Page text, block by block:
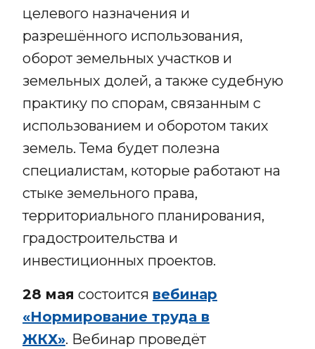
целевого назначения и
разрешённого использования,
оборот земельных участков и
земельных долей, а также судебную
практику по спорам, связанным с
использованием и оборотом таких
земель. Тема будет полезна
специалистам, которые работают на
стыке земельного права,
территориального планирования,
градостроительства и
инвестиционных проектов.
28 мая состоится вебинар
«Нормирование труда в
ЖКХ». Вебинар проведёт